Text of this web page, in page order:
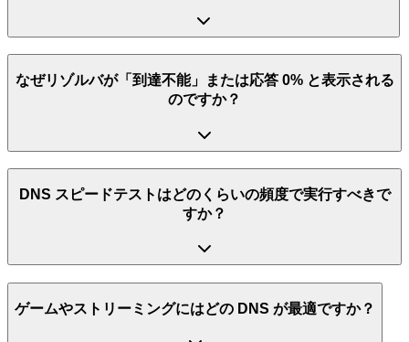
なぜリゾルバが「到達不能」または応答 0% と表示される
のですか？
DNS スピードテストはどのくらいの頻度で実行すべきで
すか？
ゲームやストリーミングにはどの DNS が最適ですか？